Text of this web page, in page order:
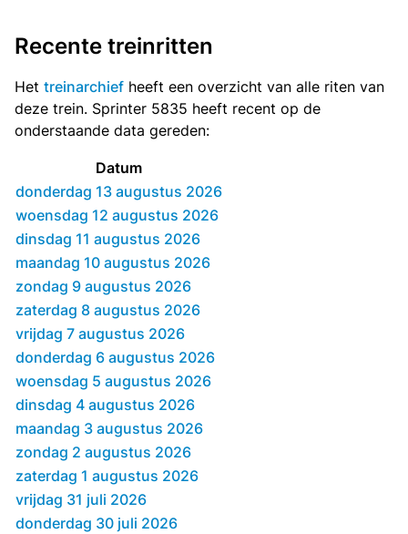
Recente treinritten
Het treinarchief heeft een overzicht van alle riten van
deze trein. Sprinter 5835 heeft recent op de
onderstaande data gereden:
Datum
donderdag 13 augustus 2026
woensdag 12 augustus 2026
dinsdag 11 augustus 2026
maandag 10 augustus 2026
zondag 9 augustus 2026
zaterdag 8 augustus 2026
vrijdag 7 augustus 2026
donderdag 6 augustus 2026
woensdag 5 augustus 2026
dinsdag 4 augustus 2026
maandag 3 augustus 2026
zondag 2 augustus 2026
zaterdag 1 augustus 2026
vrijdag 31 juli 2026
donderdag 30 juli 2026